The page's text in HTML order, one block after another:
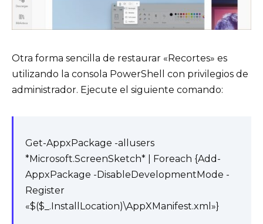
Otra forma sencilla de restaurar «Recortes» es
utilizando la consola PowerShell con privilegios de
administrador. Ejecute el siguiente comando:
Get-AppxPackage -allusers
*Microsoft.ScreenSketch* | Foreach {Add-
AppxPackage -DisableDevelopmentMode -
Register
«$($_.InstallLocation)\AppXManifest.xml»}